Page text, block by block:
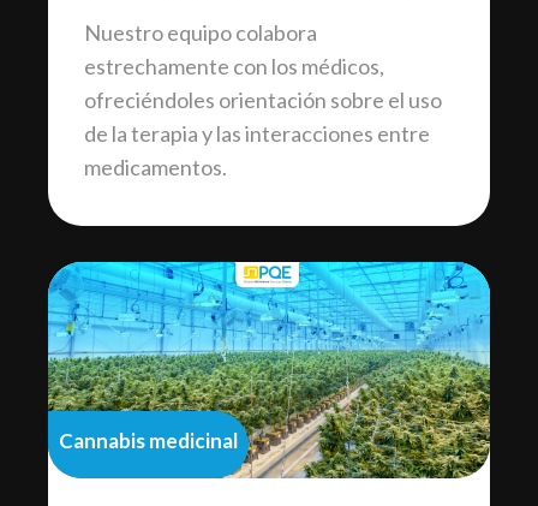
Nuestro equipo colabora
estrechamente con los médicos,
ofreciéndoles orientación sobre el uso
de la terapia y las interacciones entre
medicamentos.
Cannabis medicinal